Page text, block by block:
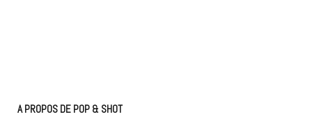
A PROPOS DE POP & SHOT